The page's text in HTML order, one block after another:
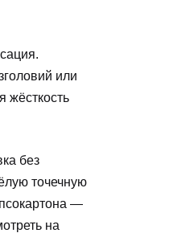
или
жёсткость
без
точечную
—
на